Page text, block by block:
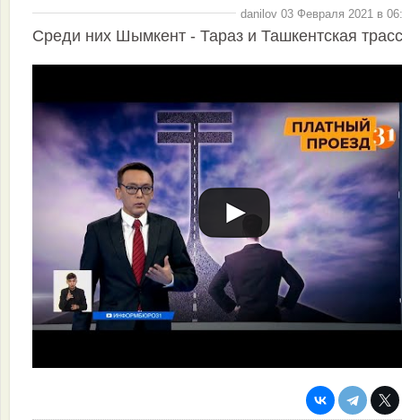
danilov 03 Февраля 2021 в
Среди них Шымкент - Тараз и Ташкентская